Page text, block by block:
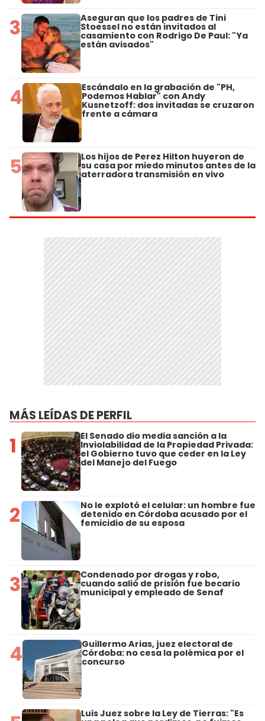
3 Aseguran que los padres de Tini
Stoessel no están invitados al
casamiento con Rodrigo De Paul: "Ya
están avisados"
4 Escándalo en la grabación de "PH,
Podemos Hablar" con Andy
Kusnetzoff: dos invitadas se cruzaron
frente a cámara
5 Los hijos de Perez Hilton huyeron de
su casa por miedo minutos antes de la
aterradora transmisión en vivo
MÁS LEÍDAS DE PERFIL
1 El Senado dio media sanción a la
Inviolabilidad de la Propiedad Privada:
el Gobierno tuvo que ceder en la Ley
del Manejo del Fuego
2 No le explotó el celular: un hombre fue
detenido en Córdoba acusado por el
femicidio de su esposa
3 Condenado por drogas y robo,
cuando salió de prisión fue becario
municipal y empleado de Senaf
4 Guillermo Arias, juez electoral de
Córdoba: no cesa la polémica por el
concurso
Luis Juez sobre la Ley de Tierras: "Es